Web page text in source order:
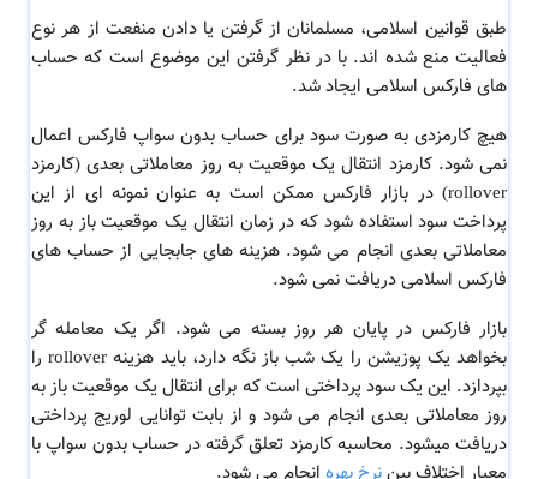
طبق قوانین اسلامی، مسلمانان از گرفتن یا دادن منفعت از هر نوع
فعالیت منع شده اند. با در نظر گرفتن این موضوع است که حساب
های فارکس اسلامی ایجاد شد.
هیچ کارمزدی به صورت سود برای حساب بدون سواپ فارکس اعمال
نمی شود. کارمزد انتقال یک موقعیت به روز معاملاتی بعدی (کارمزد
rollover) در بازار فارکس ممکن است به عنوان نمونه ای از این
پرداخت سود استفاده شود که در زمان انتقال یک موقعیت باز به روز
معاملاتی بعدی انجام می شود. هزینه های جابجایی از حساب های
فارکس اسلامی دریافت نمی شود.
بازار فارکس در پایان هر روز بسته می شود. اگر یک معامله گر
بخواهد یک پوزیشن را یک شب باز نگه دارد، باید هزینه rollover را
بپردازد. این یک سود پرداختی است که برای انتقال یک موقعیت باز به
روز معاملاتی بعدی انجام می شود و از بابت توانایی لوریج پرداختی
دریافت میشود. محاسبه کارمزد تعلق گرفته در حساب بدون سواپ با